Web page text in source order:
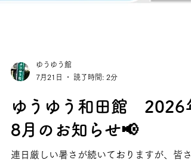
ゆうゆう館
7月21日
読了時間: 2分
ゆうゆう和田館 2026